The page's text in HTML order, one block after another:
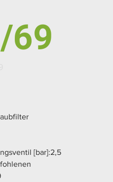
69
[bar]:2,5